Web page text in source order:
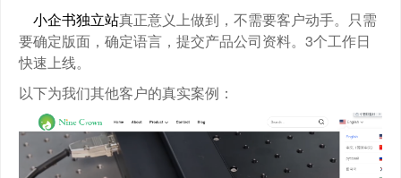
小企书独立站真正意义上做到，不需要客户动手。只需
要确定版面，确定语言，提交产品公司资料。3个工作日
快速上线。
以下为我们其他客户的真实案例：